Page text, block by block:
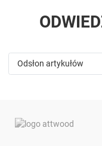
Odsłon artykułów